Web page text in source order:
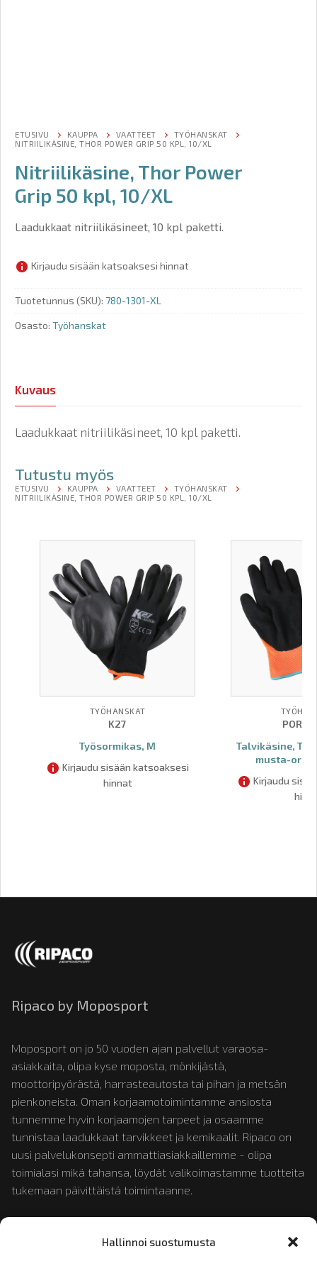
Hallinnoi suostumusta
ETUSIVU KAUPPA VAATTEET
TYÖHANSKAT
NITRIILIKÄSINE, THOR POWER GRIP 50 KPL, 10/XL
Nitriilikäsine, Thor Power
Grip 50 kpl, 10/XL
Laadukkaat nitriilikäsineet, 10 kpl paketti.
Kirjaudu sisään katsoaksesi hinnat
Tuotetunnus (SKU): 780-1301-XL
Osasto: Työhanskat
Kuvaus
Laadukkaat nitriilikäsineet, 10 kpl paketti.
Tutustu myös
ETUSIVU KAUPPA VAATTEET
TYÖHANSKAT
NITRIILIKÄSINE, THOR POWER GRIP 50 KPL, 10/XL
TYÖHANSKAT
K27
Työsormikas, M
Kirjaudu sisään katsoaksesi
hinnat
Talvikäsine,
musta-
Kirjaudu
Ripaco by Moposport
Moposport on jo 50 vuoden ajan palvellut varaosa-
asiakkaita, olipa kyse moposta, mönkijästä,
moottoripyörästä, harrasteautosta tai pihan ja metsän
pienkoneista. Oman korjaamotoimintamme ansiosta
tunnemme hyvin korjaamojen tarpeet ja osaamme
tunnistaa laadukkaat tarvikkeet ja kemikaalit. Ripaco on
uusi palvelukonsepti ammattiasiakkaillemme - olipa
toimialasi mikä tahansa, löydät valikoimastamme tuotteita
tukemaan päivittäistä toimintaanne.